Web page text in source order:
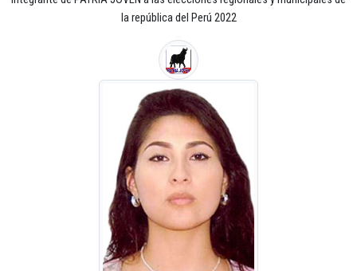
la república del Perú 2022